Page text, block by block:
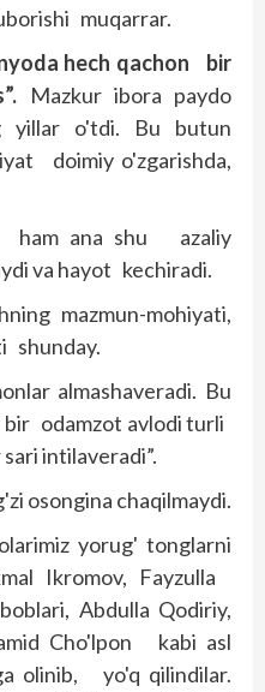
muqarrar.
hech qachon bir
Mazkur ibora paydo
yillar o'tdi. Bu butun
doimiy o'zgarishda,
ham ana shu azaliy
va hayot kechiradi.
mazmun-mohiyati,
shunday.
almashaveradi. Bu
odamzot avlodi turli
intilaveradi”.
osongina chaqilmaydi.
yorug' tonglarni
Ikromov, Fayzulla
Abdulla Qodiriy,
Cho'lpon kabi asl
olinib, yo'q qilindilar.